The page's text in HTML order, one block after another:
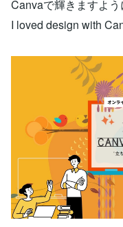
Canvaで輝きますよう
I loved design with